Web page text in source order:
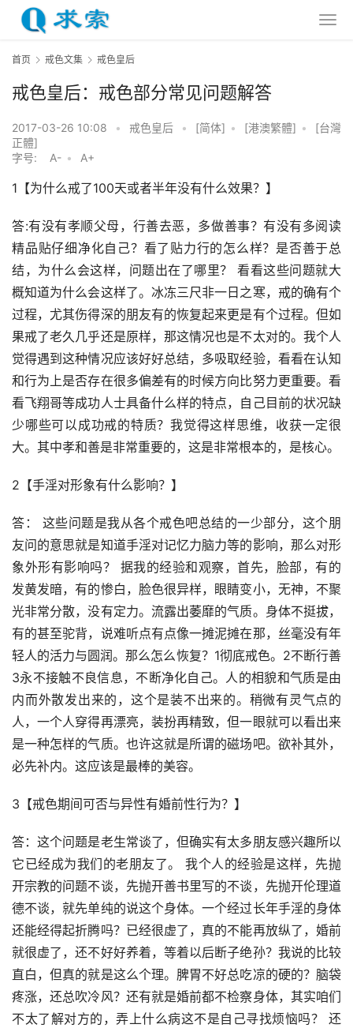
首页 戒色文集 戒色皇后
戒色皇后：戒色部分常见问题解答
2017-03-26 10:08 • 戒色皇后 • [简体] • [港澳繁體] •
[台灣
正體]
字号:
A- • A+
1【为什么戒了100天或者半年没有什么效果？】
答:有没有孝顺父母，行善去恶，多做善事？有没有多阅读
精品贴仔细净化自己？看了贴力行的怎么样？是否善于总
结，为什么会这样，问题出在了哪里？ 看看这些问题就大
概知道为什么会这样了。冰冻三尺非一日之寒，戒的确有个
过程，尤其伤得深的朋友有的恢复起来更是有个过程。但如
果戒了老久几乎还是原样，那这情况也是不太对的。我个人
觉得遇到这种情况应该好好总结，多吸取经验，看看在认知
和行为上是否存在很多偏差有的时候方向比努力更重要。看
看飞翔哥等成功人士具备什么样的特点，自己目前的状况缺
少哪些可以成功戒的特质？我觉得这样思维，收获一定很
大。其中孝和善是非常重要的，这是非常根本的，是核心。
2【手淫对形象有什么影响？】
答： 这些问题是我从各个戒色吧总结的一少部分，这个朋
友问的意思就是知道手淫对记忆力脑力等的影响，那么对形
象外形有影响吗？ 据我的经验和观察，首先，脸部，有的
发黄发暗，有的惨白，脸色很异样，眼睛变小，无神，不聚
光非常分散，没有定力。流露出萎靡的气质。身体不挺拔，
有的甚至驼背，说难听点有点像一摊泥摊在那，丝毫没有年
轻人的活力与圆润。那么怎么恢复？1彻底戒色。2不断行善
3永不接触不良信息，不断净化自己。人的相貌和气质是由
内而外散发出来的，这个是装不出来的。稍微有灵气点的
人，一个人穿得再漂亮，装扮再精致，但一眼就可以看出来
是一种怎样的气质。也许这就是所谓的磁场吧。欲补其外，
必先补内。这应该是最棒的美容。
3【戒色期间可否与异性有婚前性行为？】
答：这个问题是老生常谈了，但确实有太多朋友感兴趣所以
它已经成为我们的老朋友了。 我个人的经验是这样，先抛
开宗教的问题不谈，先抛开善书里写的不谈，先抛开伦理道
德不谈，就先单纯的说这个身体。一个经过长年手淫的身体
还能经得起折腾吗？已经很虚了，真的不能再放纵了，婚前
就很虚了，还不好好养着，等着以后断子绝孙？我说的比较
直白，但真的就是这么个理。脾胃不好总吃凉的硬的？脑袋
疼涨，还总吹冷风？还有就是婚前都不检察身体，其实咱们
不太了解对方的，弄上什么病这不是自己寻找烦恼吗？ 还